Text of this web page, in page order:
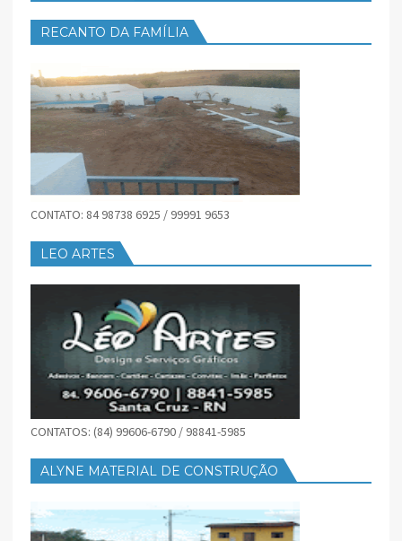
RECANTO DA FAMÍLIA
CONTATO: 84 98738 6925 / 99991 9653
LEO ARTES
CONTATOS: (84) 99606-6790 / 98841-5985
ALYNE MATERIAL DE CONSTRUÇÃO